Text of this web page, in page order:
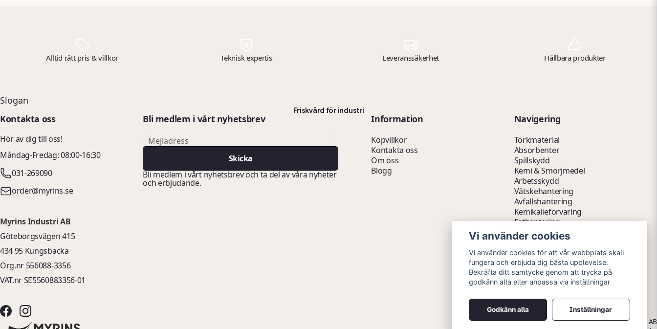
Alltid rätt pris & villkor Teknisk expertis Leveranssäkerhet Hållbara produkter
Slogan
Friskvård för industri
Kontakta oss
Hör av dig till oss!
Måndag-Fredag: 08:00-16:30
031-269090
order@myrins.se
Myrins Industri AB
Göteborgsvägen 415
434 95 Kungsbacka
Org.nr 556088-3356
VAT.nr SE5560883356-01
Bli medlem i vårt nyhetsbrev
email
Mejladress
Skicka
Bli medlem i vårt nyhetsbrev och ta del av våra nyheter
och erbjudande.
Information
Köpvillkor
Kontakta oss
Om oss
Blogg
Navigering
Torkmaterial
Absorbenter
Spillskydd
Kemi & Smörjmedel
Arbetsskydd
Vätskehantering
Avfallshantering
Kemikalieförvaring
Fathantering
Emballage & Tillbehör
Lager & Kontor
Hygien- & Städartiklar
Outlet
Copyright © 2026 Myrins Industri AB
Vi använder cookies
Vi använder cookies för att vår webbplats skall
fungera och erbjuda dig bästa upplevelse.
Bekräfta ditt samtycke genom att trycka på
godkänn alla eller anpassa via inställningar
Godkänn alla Inställningar